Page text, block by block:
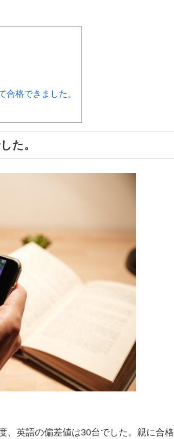
合格できました。
た。
、英語の偏差値は30台でした。親に合格